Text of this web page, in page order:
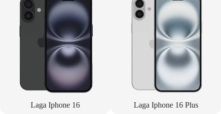
Laga Iphone 16 Laga Iphone 16 Plus